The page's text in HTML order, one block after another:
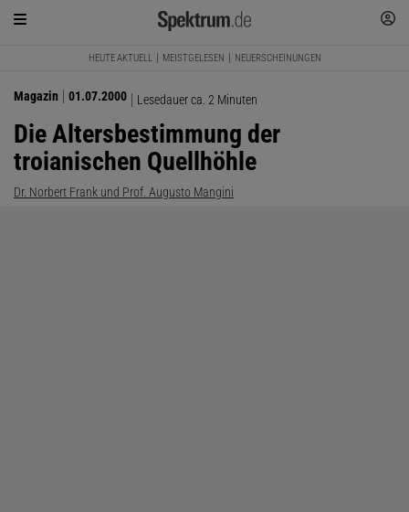
HEUTE AKTUELL MEISTGELESEN NEUERSCHEINUNGEN
Magazin 01.07.2000 Lesedauer ca. 2 Minuten
Die Altersbestimmung der
troianischen Quellhöhle
Dr. Norbert Frank und Prof. Augusto Mangini